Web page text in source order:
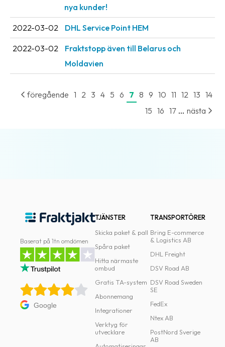
Förbjudet
och
farligt
innehåll
nya kunder!
2022-03-02 DHL Service Point HEM
2022-03-02
Fraktstopp även till Belarus och
Moldavien
föregående 1 2 3 4 5 6 7 8 9 10 11 12 13 14
15 16 17 ... nästa
Baserat på 1tn omdömen
Google
TJÄNSTER
Skicka paket & pall
Spåra paket
Hitta närmaste
ombud
Gratis TA-system
Abonnemang
Integrationer
Verktyg för
utvecklare
TRANSPORTÖRER
Bring E-commerce
& Logistics AB
DHL Freight
DSV Road AB
DSV Road Sweden
SE
FedEx
Ntex AB
PostNord Sverige
AB